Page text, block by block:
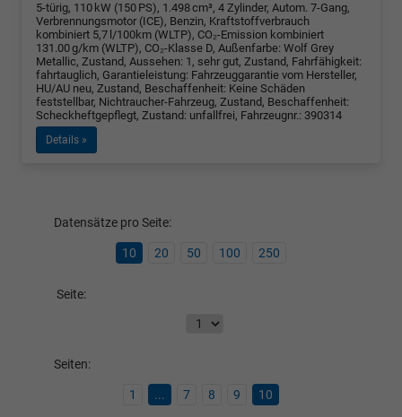
5-türig, 110 kW (150 PS), 1.498 cm³, 4 Zylinder, Autom. 7-Gang,
Verbrennungsmotor (ICE), Benzin, Kraftstoffverbrauch
kombiniert 5,7 l/100km (WLTP), CO₂-Emission kombiniert
131.00 g/km (WLTP), CO₂-Klasse D, Außenfarbe: Wolf Grey
Metallic, Zustand, Aussehen: 1, sehr gut, Zustand, Fahrfähigkeit:
fahrtauglich, Garantieleistung: Fahrzeuggarantie vom Hersteller,
HU/AU neu, Zustand, Beschaffenheit: Keine Schäden
feststellbar, Nichtraucher-Fahrzeug, Zustand, Beschaffenheit:
Scheckheftgepflegt, Zustand: unfallfrei, Fahrzeugnr.: 390314
Details »
Datensätze pro Seite:
10 20 50 100 250
Seite:
Seiten:
1 ... 7 8 9 10